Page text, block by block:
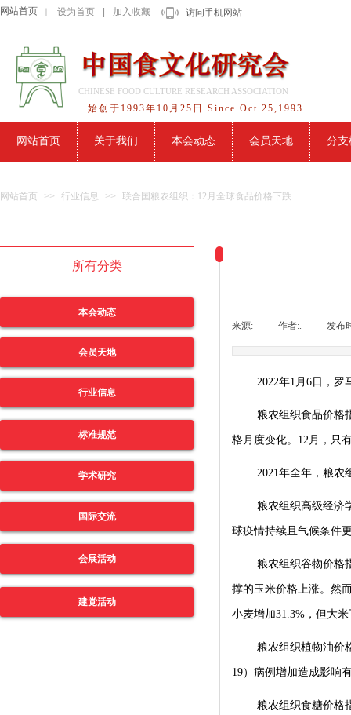
设为首页 加入收藏
网站首页 访问手机网站
始创于1993年10月25日 Since Oct.25,1993
CHINESE FOOD CULTURE RESEARCH ASSOCIATION
网站首页 关于我们 本会动态 会员天地 分支
网站首页 >> 行业信息 >> 联合国粮农组织：12月全球食品价格下跌
所有分类
来源: 作者:. 发布
2022年1 月 6 日，罗
粮农组织食品价格
格月度变化。 12月，只
2021年全年，粮农
粮农组织高级经济
球疫情持续且气候条件
粮农组织谷物价格
撑的玉米价格上涨。然
小麦增加31.3% ，但大
粮农组织植物油价
19）病例增加造成影响
粮农组织食糖价格
本会动态
会员天地
行业信息
标准规范
学术研究
国际交流
会展活动
建党活动